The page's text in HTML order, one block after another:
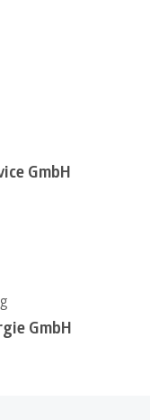
GmbH
GmbH